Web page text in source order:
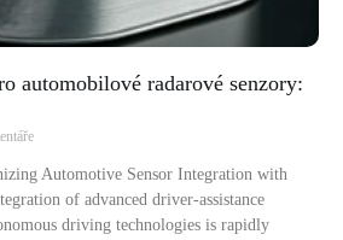
automobilové radarové senzory:
Automotive Sensor Integration with
of advanced driver-assistance
driving technologies is rapidly